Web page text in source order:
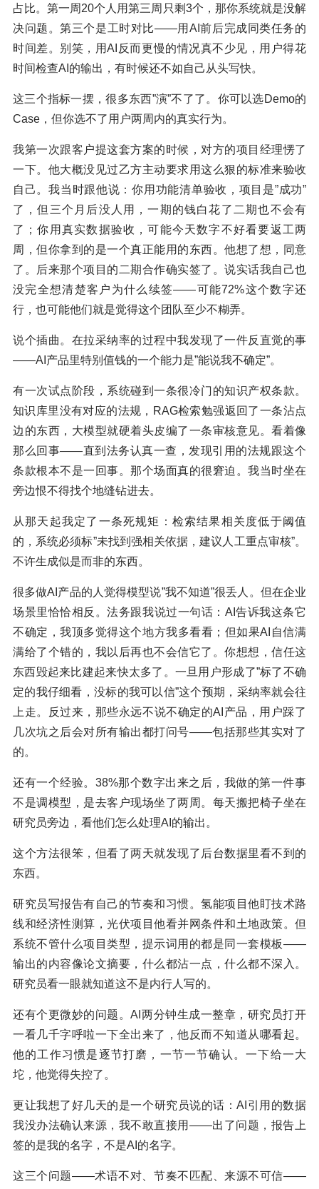
占比。第一周20个人用第三周只剩3个，那你系统就是没解
决问题。第三个是工时对比——用AI前后完成同类任务的
时间差。别笑，用AI反而更慢的情况真不少见，用户得花
时间检查AI的输出，有时候还不如自己从头写快。
这三个指标一摆，很多东西”演”不了了。你可以选Demo的
Case，但你选不了用户两周内的真实行为。
我第一次跟客户提这套方案的时候，对方的项目经理愣了
一下。他大概没见过乙方主动要求用这么狠的标准来验收
自己。我当时跟他说：你用功能清单验收，项目是”成功”
了，但三个月后没人用，一期的钱白花了二期也不会有
了；你用真实数据验收，可能今天数字不好看要返工两
周，但你拿到的是一个真正能用的东西。他想了想，同意
了。后来那个项目的二期合作确实签了。说实话我自己也
没完全想清楚客户为什么续签——可能72%这个数字还
行，也可能他们就是觉得这个团队至少不糊弄。
说个插曲。在拉采纳率的过程中我发现了一件反直觉的事
——AI产品里特别值钱的一个能力是”能说我不确定”。
有一次试点阶段，系统碰到一条很冷门的知识产权条款。
知识库里没有对应的法规，RAG检索勉强返回了一条沾点
边的东西，大模型就硬着头皮编了一条审核意见。看着像
那么回事——直到法务认真一查，发现引用的法规跟这个
条款根本不是一回事。那个场面真的很窘迫。我当时坐在
旁边恨不得找个地缝钻进去。
从那天起我定了一条死规矩：检索结果相关度低于阈值
的，系统必须标”未找到强相关依据，建议人工重点审核”。
不许生成似是而非的东西。
很多做AI产品的人觉得模型说”我不知道”很丢人。但在企业
场景里恰恰相反。法务跟我说过一句话：AI告诉我这条它
不确定，我顶多觉得这个地方我多看看；但如果AI自信满
满给了个错的，我以后再也不会信它了。你想想，信任这
东西毁起来比建起来快太多了。一旦用户形成了”标了不确
定的我仔细看，没标的我可以信”这个预期，采纳率就会往
上走。反过来，那些永远不说不确定的AI产品，用户踩了
几次坑之后会对所有输出都打问号——包括那些其实对了
的。
还有一个经验。38%那个数字出来之后，我做的第一件事
不是调模型，是去客户现场坐了两周。每天搬把椅子坐在
研究员旁边，看他们怎么处理AI的输出。
这个方法很笨，但看了两天就发现了后台数据里看不到的
东西。
研究员写报告有自己的节奏和习惯。氢能项目他盯技术路
线和经济性测算，光伏项目他看并网条件和土地政策。但
系统不管什么项目类型，提示词用的都是同一套模板——
输出的内容像论文摘要，什么都沾一点，什么都不深入。
研究员看一眼就知道这不是内行人写的。
还有个更微妙的问题。AI两分钟生成一整章，研究员打开
一看几千字呼啦一下全出来了，他反而不知道从哪看起。
他的工作习惯是逐节打磨，一节一节确认。一下给一大
坨，他觉得失控了。
更让我想了好几天的是一个研究员说的话：AI引用的数据
我没办法确认来源，我不敢直接用——出了问题，报告上
签的是我的名字，不是AI的名字。
这三个问题——术语不对、节奏不匹配、来源不可信——